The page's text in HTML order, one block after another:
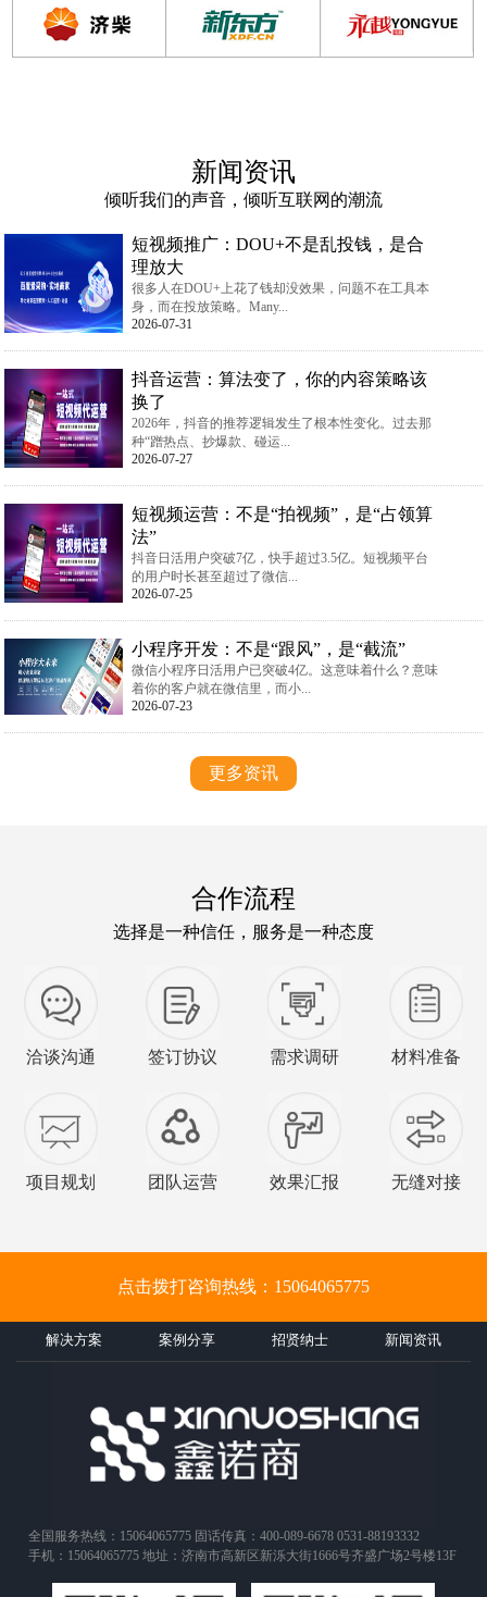
新闻资讯
倾听我们的声音，倾听互联网的潮流
短视频推广：DOU+不是乱投钱，是合
理放大
很多人在DOU+上花了钱却没效果，问题不在工具本
身，而在投放策略。Many...
2026-07-31
抖音运营：算法变了，你的内容策略该
换了
2026年，抖音的推荐逻辑发生了根本性变化。过去那
种“蹭热点、抄爆款、碰运...
2026-07-27
短视频运营：不是“拍视频”，是“占领算
法”
抖音日活用户突破7亿，快手超过3.5亿。短视频平台
的用户时长甚至超过了微信...
2026-07-25
小程序开发：不是“跟风”，是“截流”
微信小程序日活用户已突破4亿。这意味着什么？意味
着你的客户就在微信里，而小...
2026-07-23
更多资讯
合作流程
选择是一种信任，服务是一种态度
洽谈沟通 签订协议 需求调研 材料准备
项目规划 团队运营 效果汇报 无缝对接
点击拨打咨询热线：15064065775
解决方案 案例分享 招贤纳士 新闻资讯
全国服务热线：15064065775 固话传真：400-089-6678 0531-88193332
手机：15064065775 地址：济南市高新区新泺大街1666号齐盛广场2号楼13F